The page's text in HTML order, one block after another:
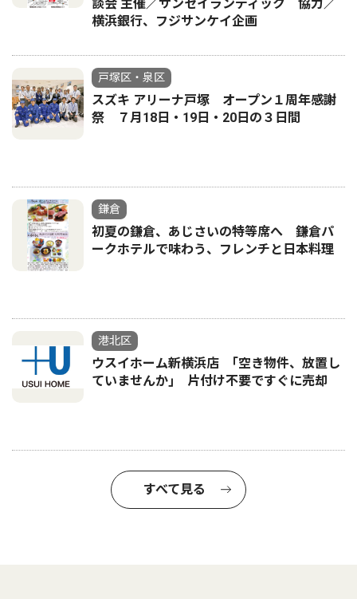
談会 主催／サンセイランディック 協力／
横浜銀行、フジサンケイ企画
戸塚区・泉区
スズキ アリーナ戸塚 オープン１周年感謝
祭 ７月18日・19日・20日の３日間
鎌倉
初夏の鎌倉、あじさいの特等席へ 鎌倉パ
ークホテルで味わう、フレンチと日本料理
港北区
ウスイホーム新横浜店 ｢空き物件、放置し
ていませんか｣ 片付け不要ですぐに売却
すべて見る